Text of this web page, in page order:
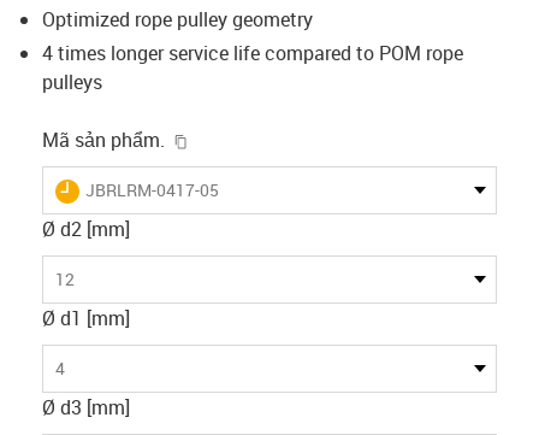
Optimized rope pulley geometry
4 times longer service life compared to POM rope
pulleys
Mã sản phẩm.
igus-icon-lieferzeit
JBRLRM-0417-05
Ø d2 [mm]
12
Ø d1 [mm]
4
Ø d3 [mm]